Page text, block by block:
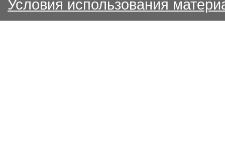
Условия использования